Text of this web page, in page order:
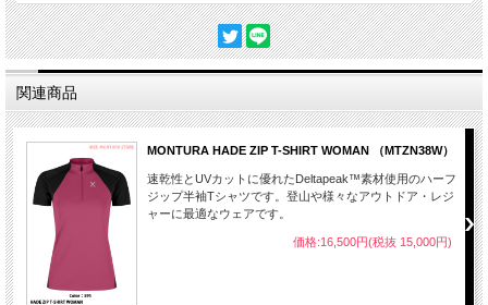
関連商品
MONTURA HADE ZIP T-SHIRT WOMAN （MTZN38W）
速乾性とUVカットに優れたDeltapeak™素材使用のハーフ
ジップ半袖Tシャツです。登山や様々なアウトドア・レジ
ャーに最適なウェアです。
価格:16,500円(税抜 15,000円)